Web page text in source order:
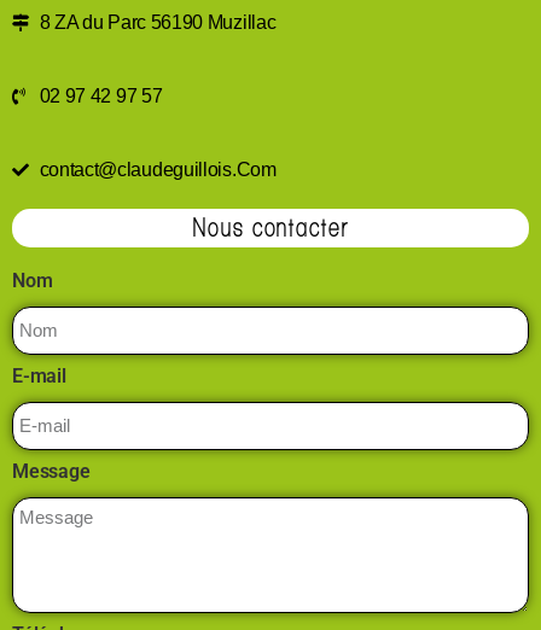
8 ZA du Parc 56190 Muzillac
02 97 42 97 57
contact@claudeguillois.Com
Nous contacter
Nom
E-mail
Message